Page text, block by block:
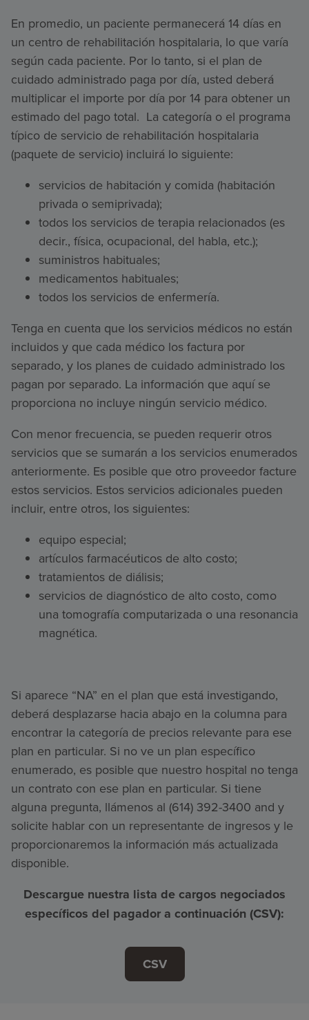
En promedio, un paciente permanecerá 14 días en
un centro de rehabilitación hospitalaria, lo que varía
según cada paciente. Por lo tanto, si el plan de
cuidado administrado paga por día, usted deberá
multiplicar el importe por día por 14 para obtener un
estimado del pago total. La categoría o el programa
típico de servicio de rehabilitación hospitalaria
(paquete de servicio) incluirá lo siguiente:
servicios de habitación y comida (habitación
privada o semiprivada);
todos los servicios de terapia relacionados (es
decir., física, ocupacional, del habla, etc.);
suministros habituales;
medicamentos habituales;
todos los servicios de enfermería.
Tenga en cuenta que los servicios médicos no están
incluidos y que cada médico los factura por
separado, y los planes de cuidado administrado los
pagan por separado. La información que aquí se
proporciona no incluye ningún servicio médico.
Con menor frecuencia, se pueden requerir otros
servicios que se sumarán a los servicios enumerados
anteriormente. Es posible que otro proveedor facture
estos servicios. Estos servicios adicionales pueden
incluir, entre otros, los siguientes:
equipo especial;
artículos farmacéuticos de alto costo;
tratamientos de diálisis;
servicios de diagnóstico de alto costo, como
una tomografía computarizada o una resonancia
magnética.
Si aparece “NA” en el plan que está investigando,
deberá desplazarse hacia abajo en la columna para
encontrar la categoría de precios relevante para ese
plan en particular. Si no ve un plan específico
enumerado, es posible que nuestro hospital no tenga
un contrato con ese plan en particular. Si tiene
alguna pregunta, llámenos al (614) 392-3400 and y
solicite hablar con un representante de ingresos y le
proporcionaremos la información más actualizada
disponible.
Descargue nuestra lista de cargos negociados
específicos del pagador a continuación (CSV):
CSV